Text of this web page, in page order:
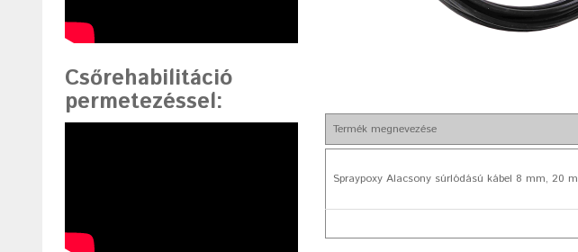
Csőrehabilitáció
permetezéssel:
Termék megnevezése
Spraypoxy Alacsony súrlódású kábel 8 mm, 20 m